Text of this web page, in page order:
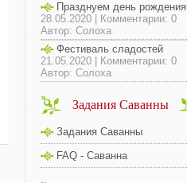
Празднуем день рождения
28.05.2020 | Комментарии: 0
Автор: Солоха
Фестиваль сладостей
21.05.2020 | Комментарии: 0
Автор: Солоха
Задания Саванны
Задания Саванны
FAQ - Саванна